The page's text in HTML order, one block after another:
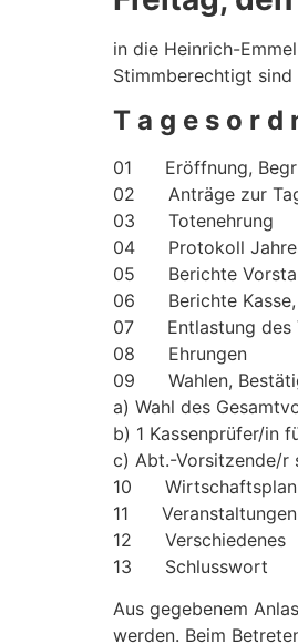
in die Heinrich-
Stimmberechtigt sind
T a g e s o r d
01 Eröffnung,
02 Anträge zur
03 Totenehrung
04 Protokoll
05 Berichte
06 Berichte Kasse,
07 Entlastung des
08 Ehrungen
09 Wahlen,
a) Wahl des
b) 1 Kassenprüfer/in
c) Abt.-Vorsitzende/r
10 Wirtschaftsplan
11 Veranstaltungen
12 Verschiedenes
13 Schlusswort
Aus gegebenem
werden. Beim